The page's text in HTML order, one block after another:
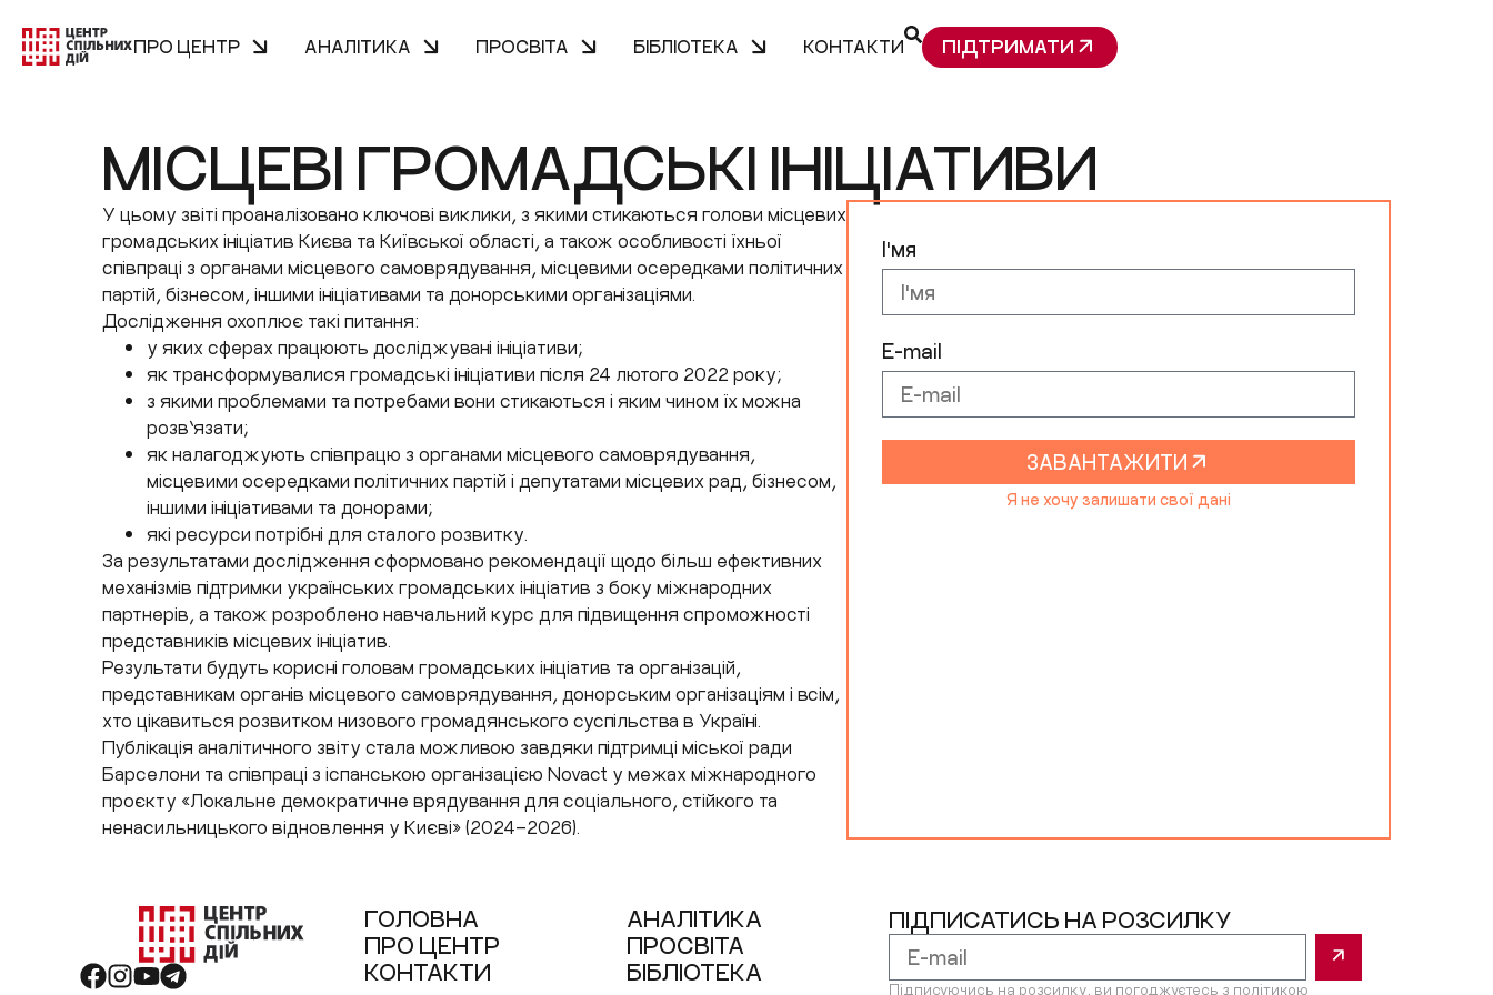
ПРО ЦЕНТР АНАЛІТИКА ПРОСВІТА БІБЛІОТЕКА КОНТАКТИ ПІДТРИМАТИ
МІСЦЕВІ ГРОМАДСЬКІ ІНІЦІАТИВИ
У цьому звіті проаналізовано ключові виклики, з якими стикаються голови місцевих
громадських ініціатив Києва та Київської області, а також особливості їхньої
співпраці з органами місцевого самоврядування, місцевими осередками політичних
партій, бізнесом, іншими ініціативами та донорськими організаціями.
Дослідження охоплює такі питання:
у яких сферах працюють досліджувані ініціативи;
як трансформувалися громадські ініціативи після 24 лютого 2022 року;
з якими проблемами та потребами вони стикаються і яким чином їх можна
розв’язати;
як налагоджують співпрацю з органами місцевого самоврядування,
місцевими осередками політичних партій і депутатами місцевих рад, бізнесом,
іншими ініціативами та донорами;
які ресурси потрібні для сталого розвитку.
За результатами дослідження сформовано рекомендації щодо більш ефективних
механізмів підтримки українських громадських ініціатив з боку міжнародних
партнерів, а також розроблено навчальний курс для підвищення спроможності
представників місцевих ініціатив.
Результати будуть корисні головам громадських ініціатив та організацій,
представникам органів місцевого самоврядування, донорським організаціям і всім,
хто цікавиться розвитком низового громадянського суспільства в Україні.
Публікація аналітичного звіту стала можливою завдяки підтримці міської ради
Барселони та співпраці з іспанською організацією Novact у межах міжнародного
проєкту «Локальне демократичне врядування для соціального, стійкого та
ненасильницького відновлення у Києві» (2024–2026).
І'мя
E-mail
ЗАВАНТАЖИТИ
Я не хочу залишати свої дані
ГОЛОВНА
АНАЛІТИКА
ПРО ЦЕНТР
ПРОСВІТА
КОНТАКТИ
БІБЛІОТЕКА
ПІДПИСАТИСЬ НА РОЗСИЛКУ
Підписуючись на розсилку, ви погоджуєтесь з політикою